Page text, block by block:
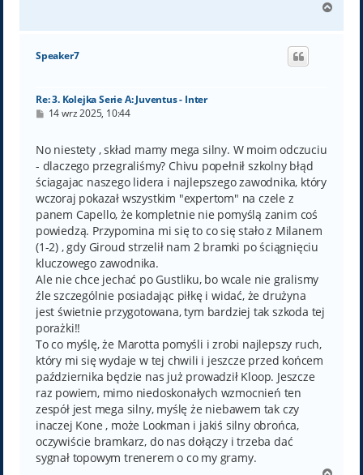
g
Speaker7
Re: 3. Kolejka Serie A: Juventus - Inter
P
t
14 wrz 2025, 10:44
No niestety , skład mamy mega silny. W moim odczuciu
- dlaczego przegraliśmy? Chivu popełnił szkolny błąd
ściagajac naszego lidera i najlepszego zawodnika, który
wczoraj pokazał wszystkim "expertom" na czele z
panem Capello, że kompletnie nie pomyślą zanim coś
powiedzą. Przypomina mi się to co się stało z Milanem
(1-2) , gdy Giroud strzelił nam 2 bramki po ściągnięciu
kluczowego zawodnika.
Ale nie chce jechać po Gustliku, bo wcale nie gralismy
źle szczególnie posiadając piłkę i widać, że drużyna
jest świetnie przygotowana, tym bardziej tak szkoda tej
porażki!!
To co myślę, że Marotta pomyśli i zrobi najlepszy ruch,
który mi się wydaje w tej chwili i jeszcze przed końcem
października będzie nas już prowadził Kloop. Jeszcze
raz powiem, mimo niedoskonałych wzmocnień ten
zespół jest mega silny, myślę że niebawem tak czy
inaczej Kone , może Lookman i jakiś silny obrońca,
oczywiście bramkarz, do nas dołączy i trzeba dać
sygnał topowym trenerem o co my gramy.